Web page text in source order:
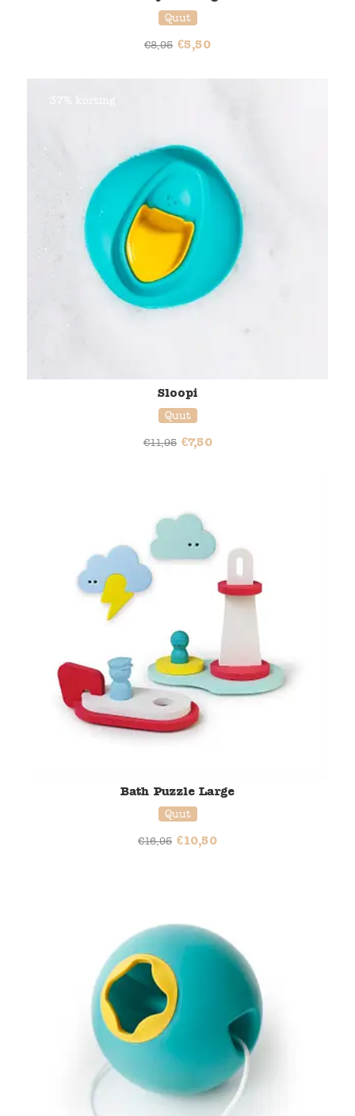
Quut
€8,95 €5,50
37% korting
Sloopi
Quut
€11,95 €7,50
Bath Puzzle Large
Quut
€16,95 €10,50